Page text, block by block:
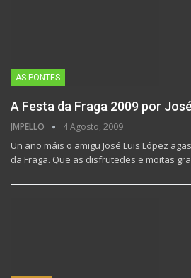
AS PONTES
A Festa da Fraga 2009 por
JMPELLO 4 Agosto, 2009
Un ano máis o amigu José Luis López
da Fraga. Que as disfrutedes e moitas